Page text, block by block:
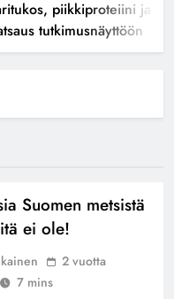
piikkiproteiini ja
tutkimusnäyttöön
Suomen metsistä
ei ole!
2 vuotta
7 mins